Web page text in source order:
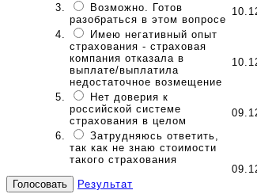
Возможно. Готов
разобраться в этом вопросе
Имею негативный опыт
страхования - страховая
компания отказала в
выплате/выплатила
недостаточное возмещение
Нет доверия к
российской системе
страхования в целом
Затрудняюсь ответить,
так как не знаю стоимости
такого страхования
Результат